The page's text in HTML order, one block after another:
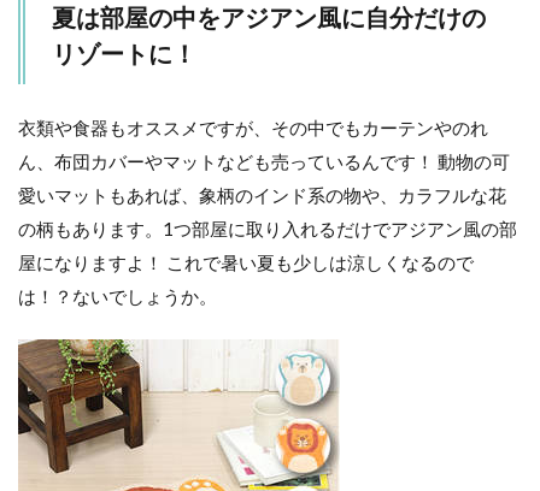
夏は部屋の中をアジアン風に自分だけの
リゾートに！
衣類や食器もオススメですが、その中でもカーテンやのれ
ん、布団カバーやマットなども売っているんです！ 動物の可
愛いマットもあれば、象柄のインド系の物や、カラフルな花
の柄もあります。1つ部屋に取り入れるだけでアジアン風の部
屋になりますよ！ これで暑い夏も少しは涼しくなるので
は！？ないでしょうか。